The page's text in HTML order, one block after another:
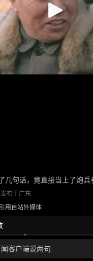
几句话，竟直接当上了炮兵
发布于广东
用自站外媒体
客户端说两句